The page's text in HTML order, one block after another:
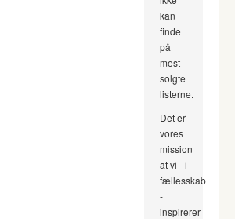
kan
finde
på
mest-
solgte
listerne.
Det er
vores
mission
at vi - i
fællesskab
-
inspirerer